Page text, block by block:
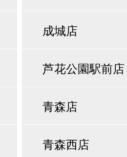
成城店
芦花公園駅前店
青森店
青森西店